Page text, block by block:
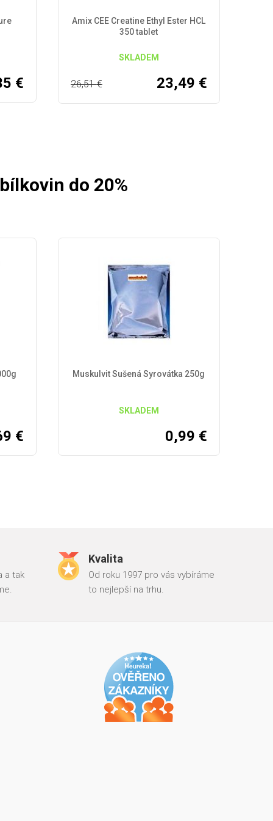
€
Amix CEE Creatine Ethyl Ester HCL
350 tablet
SKLADEM
26,51€ 23,49 €
do 20%
€
Muskulvit Sušená Syrovátka 250g
SKLADEM
0,99 €
a tak
Kvalita
Od roku 1997 pro vás vybíráme
to nejlepší na trhu.